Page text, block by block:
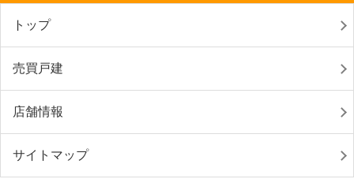
トップ
売買戸建
店舗情報
サイトマップ